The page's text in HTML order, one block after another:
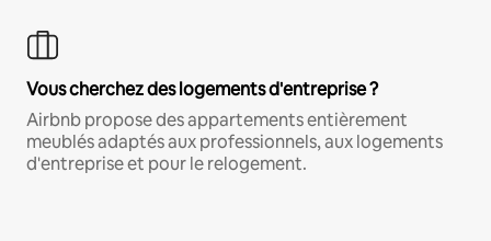
Vous cherchez des logements d'entreprise ?
Airbnb propose des appartements entièrement
meublés adaptés aux professionnels, aux logements
d'entreprise et pour le relogement.